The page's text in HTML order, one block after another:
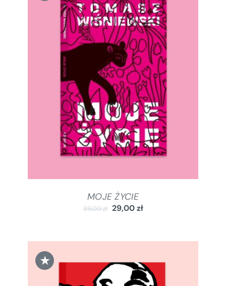
DODAJ DO KOSZYKA / SZCZEGÓŁY
MOJE ŻYCIE
39,00zł 29,00zł
★